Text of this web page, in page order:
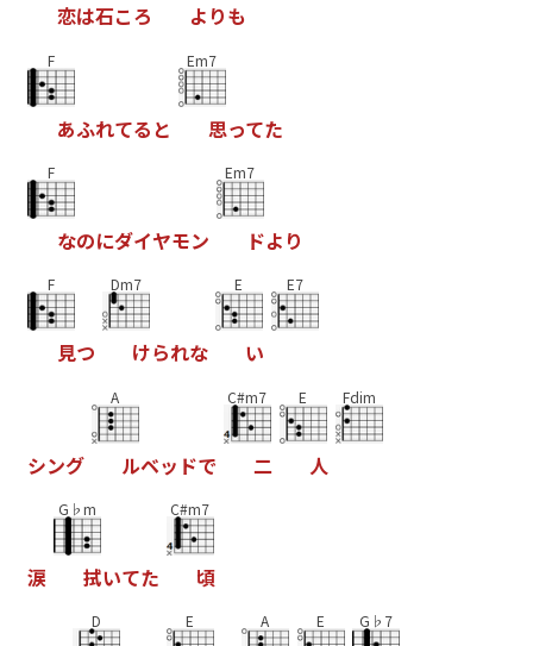
恋は石ころ よ りも
F
あふれてる と
Em7
思ってた
F
なのにダイヤモン
Em7
ドよ り
F
見つ
Dm7
けられな
E
い
E7
シング
A
ルベッ ドで
C#m7
二
E
人
Fdim
涙
G♭m
拭いてた
C#m7
頃
D E A E G♭7